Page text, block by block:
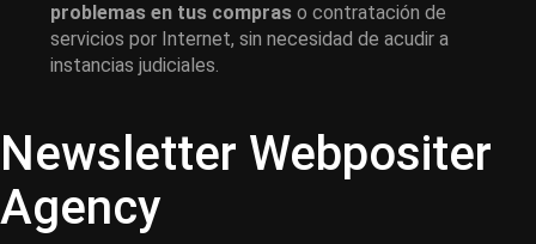
problemas en tus compras o contratación de
servicios por Internet, sin necesidad de acudir a
instancias judiciales.
Newsletter Webpositer
Agency